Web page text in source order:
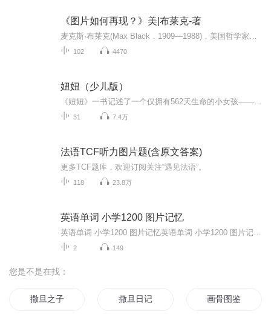
《图片如何再现？》美|布莱克-著
102 4470
妞妞（少儿版）
31 7.4万
法语TCF听力图片题(含原文答案)
更多TCF题库，欢迎订阅关注“遇见法语”。
118 23.8万
英语单词 小学1200 图片记忆
2 149
您是不是在找：
撒旦之子 撒旦日记 画骨图鉴